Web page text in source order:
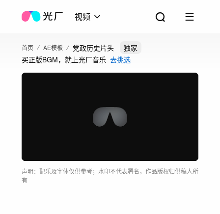
视频
首页 AE模板 党政历史片头
独家
买正版BGM，就上光厂音乐 去挑选
声明：配乐及字体仅供参考；水印不代表署名，作品版权归供稿人所
有